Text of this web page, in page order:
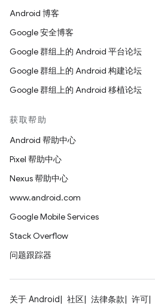
Android 博客
Google 安全博客
Google 群组上的 Android 平台论坛
Google 群组上的 Android 构建论坛
Google 群组上的 Android 移植论坛
获取帮助
Android 帮助中心
Pixel 帮助中心
Nexus 帮助中心
www.android.com
Google Mobile Services
Stack Overflow
问题跟踪器
关于 Android 社区 法律条款 许可